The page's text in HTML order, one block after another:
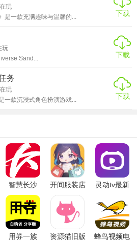
故障、乘客突发疾病等紧急情况，
。
竞争排名，分享自己的驾驶成就。
况和行人动向，避免急刹车和碰
通信号灯和限速标志，避免罚款和
安全的乘车环境，提高乘客满意
驾驶体验和丰富的游戏内容赢得了
仅考验玩家的驾驶技术，还锻炼了
玩
是一款充满趣味与温馨的...
下载
玩
Sand...
下载
务
玩
一款沉浸式角色扮演游戏...
下载
智慧长沙
app
开间服装店
灵动tv最新
用券一族 资源猫旧版
蜂鸟视频电